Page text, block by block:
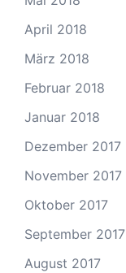
April 2018
März 2018
Februar 2018
Januar 2018
Dezember 2017
November 2017
Oktober 2017
September 2017
August 2017